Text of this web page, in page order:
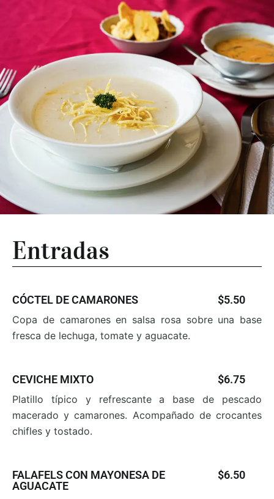
Entradas
CÓCTEL DE CAMARONES $5.50
Copa de camarones en salsa rosa sobre una base
fresca de lechuga, tomate y aguacate.
CEVICHE MIXTO $6.75
Platillo típico y refrescante a base de pescado
maceradoy camarones. Acompañado de crocantes
chifles y tostado.
FALAFELS CON MAYONESA DE
AGUACATE
$6.50